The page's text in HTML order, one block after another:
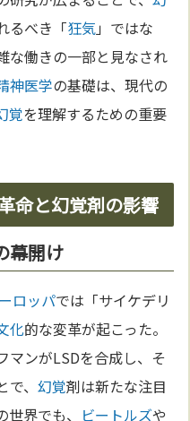
るべき「狂気」ではな
な働きの一部と見なされ
神医学の基礎は、現代の
覚を理解するための重要
命と幻覚剤の影響
幕開け
ロッパでは「サイケデリ
化的な変革が起こった。
マンがLSDを合成し、そ
で、幻覚剤は新たな注目
界でも、 ビートルズや